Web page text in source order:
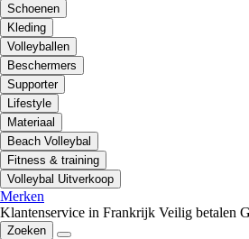
Schoenen
Kleding
Volleyballen
Beschermers
Supporter
Lifestyle
Materiaal
Beach Volleybal
Fitness & training
Volleybal Uitverkoop
Merken
Klantenservice in Frankrijk Veilig betalen
Zoeken